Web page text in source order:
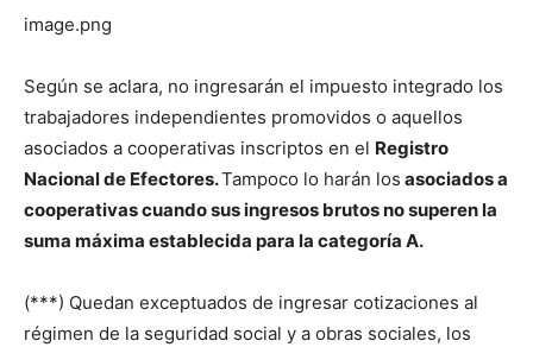
image.png
Según se aclara, no ingresarán el impuesto integrado los
trabajadores independientes promovidos o aquellos
asociados a cooperativas inscriptos en el Registro
Nacional de Efectores.Tampoco lo harán los asociados a
cooperativas cuando sus ingresos brutos no superen la
suma máxima establecida para la categoría A.
(***) Quedan exceptuados de ingresar cotizaciones al
régimen de la seguridad social y a obras sociales, los